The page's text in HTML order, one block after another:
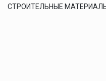
СТРОИТЕЛЬНЫЕ